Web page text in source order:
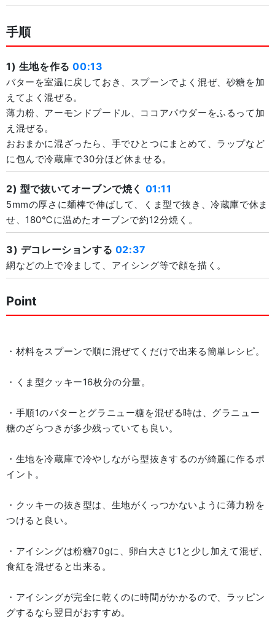
手順
1) 生地を作る00:13
バターを室温に戻しておき、スプーンでよく混ぜ、砂糖を加
えてよく混ぜる。
薄力粉、アーモンドプードル、ココアパウダーをふるって加
え混ぜる。
おおまかに混ざったら、手でひとつにまとめて、ラップなど
に包んで冷蔵庫で30分ほど休ませる。
2) 型で抜いてオーブンで焼く 01:11
5mmの厚さに麺棒で伸ばして、くま型で抜き、冷蔵庫で休ま
せ、180℃に温めたオーブンで約12分焼く。
3) デコレーションする 02:37
網などの上で冷まして、アイシング等で顔を描く。
Point
・材料をスプーンで順に混ぜてくだけで出来る簡単レシピ。
・くま型クッキー16枚分の分量。
・手順1のバターとグラニュー糖を混ぜる時は、グラニュー
糖のざらつきが多少残っていても良い。
・生地を冷蔵庫で冷やしながら型抜きするのが綺麗に作るポ
イント。
・クッキーの抜き型は、生地がくっつかないように薄力粉を
つけると良い。
・アイシングは粉糖70gに、卵白大さじ1と少し加えて混ぜ、
食紅を混ぜると出来る。
・アイシングが完全に乾くのに時間がかかるので、ラッピン
グするなら翌日がおすすめ。